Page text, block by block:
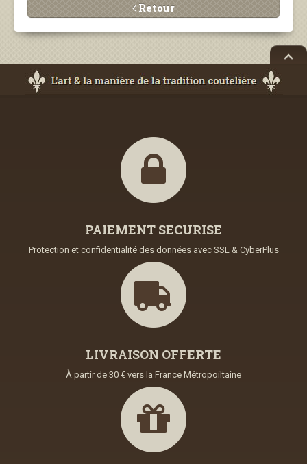
Retour
PAIEMENT SECURISE
Protection et confidentialité des données avec SSL & CyberPlus
LIVRAISON OFFERTE
À partir de 30 € vers la France Métropoiltaine